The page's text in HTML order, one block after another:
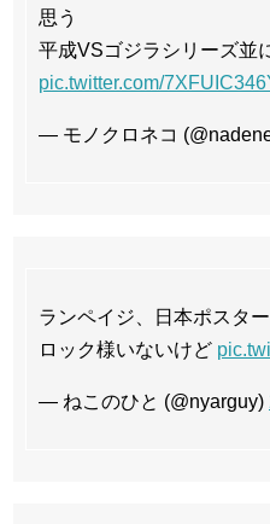
思う
平成VSゴジラシリーズ並
pic.twitter.com/
— モノクロネコ
ランペイジ、日本ポスタ
ロック様いないけど
— ねこのひと (@nyarguy)